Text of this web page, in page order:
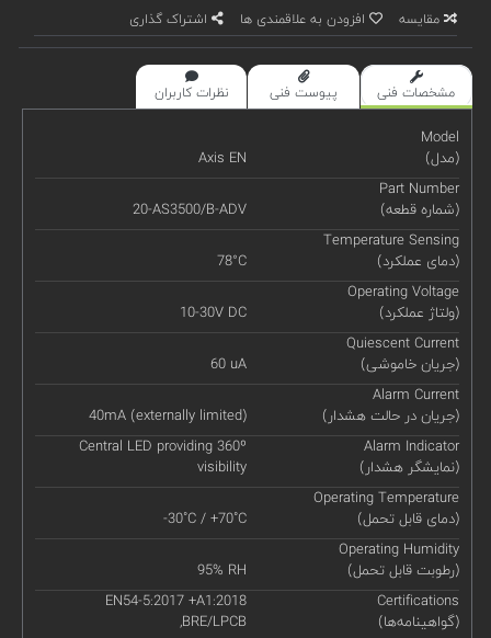
مقایسه افزودن به علاقمندی ها اشتراک گذاری
مشخصات فنی پیوست فنی نظرات کاربران
Model
(مدل)
Axis EN
Part Number
(شماره قطعه)
20-AS3500/B-ADV
Temperature Sensing
(دمای عملکرد)
78°C
Operating Voltage
(ولتاژ عملکرد)
10-30V DC
Quiescent Current
(جریان خاموشی)
60 uA
Alarm Current
(جریان در حالت هشدار)
40mA (externally limited)
Alarm Indicator
(نمایشگر هشدار)
Central LED providing 360º
visibility
Operating Temperature
(دمای قابل تحمل)
-30˚C / +70˚C
Operating Humidity
(رطوبت قابل تحمل)
95% RH
Certifications
(گواهینامه‌ها)
EN54-5:2017 +A1:2018
,BRE/LPCB